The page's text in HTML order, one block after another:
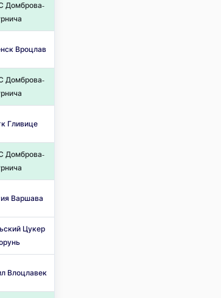
Домброва-
Вроцлав
Домброва-
Гливице
Домброва-
Варшава
Цукер
Влоцлавек